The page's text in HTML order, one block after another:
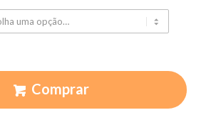
Comprar